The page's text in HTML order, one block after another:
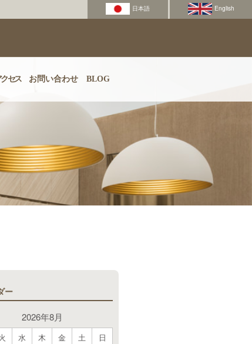
セス お問い合わせ BLOG
ー
2026年8月
水 木 金 土 日